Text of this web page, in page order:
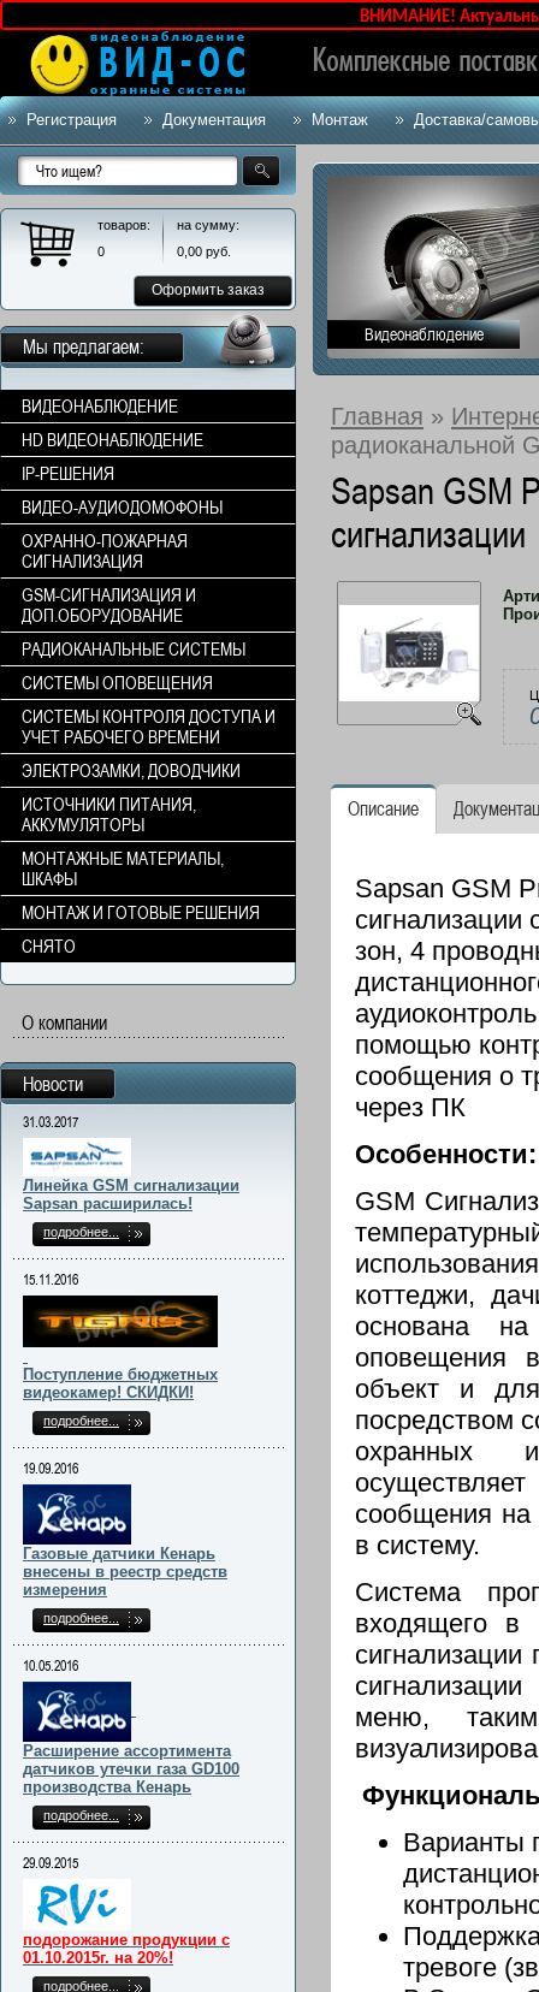
Регистрация Документация Монтаж Доставка/
ВНИМАНИЕ! Актуальные
Видеонаблюдение
Главная »
радиоканальной
Sapsan GSM
сигнализации
Описание
Sapsan GSM
сигнализации
зон, 4
помощью
сообщения о
через ПК
Особенности:
GSM
коттеджи,
основана
оповещения
объект и
посредством
охранных
сообщения на
в систему.
Система
входящего в
меню,
Варианты
тревоге
товаров:
0
на сумму:
0,00 руб.
Оформить заказ
Мы предлагаем:
ВИДЕОНАБЛЮДЕНИЕ
HD ВИДЕОНАБЛЮДЕНИЕ
IP-РЕШЕНИЯ
ВИДЕО-АУДИОДОМОФОНЫ
ОХРАННО-ПОЖАРНАЯ
СИГНАЛИЗАЦИЯ
GSM-СИГНАЛИЗАЦИЯ И
ДОП.ОБОРУДОВАНИЕ
РАДИОКАНАЛЬНЫЕ СИСТЕМЫ
СИСТЕМЫ ОПОВЕЩЕНИЯ
СИСТЕМЫ КОНТРОЛЯ ДОСТУПА И
УЧЕТ РАБОЧЕГО ВРЕМЕНИ
ЭЛЕКТРОЗАМКИ, ДОВОДЧИКИ
ИСТОЧНИКИ ПИТАНИЯ,
АККУМУЛЯТОРЫ
МОНТАЖНЫЕ МАТЕРИАЛЫ,
ШКАФЫ
МОНТАЖ И ГОТОВЫЕ РЕШЕНИЯ
СНЯТО
О компании
Новости
31.03.2017
Линейка GSM сигнализации
Sapsan расширилась!
подробнее...
15.11.2016
Поступление бюджетных
видеокамер! СКИДКИ!
подробнее...
19.09.2016
Газовые датчики Кенарь
внесены в реестр средств
измерения
подробнее...
10.05.2016
Расширение ассортимента
датчиков утечки газа GD100
производства Кенарь
подробнее...
29.09.2015
подорожание продукции с
01.10.2015г. на 20%!
подробнее...